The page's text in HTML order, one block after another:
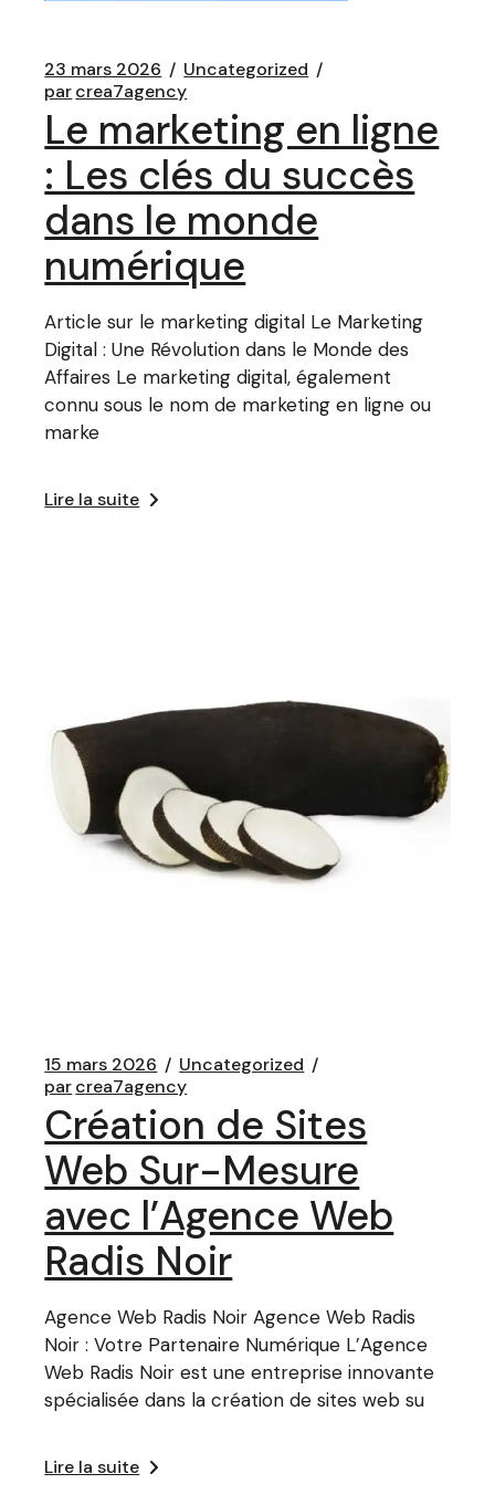
23 mars 2026
Uncategorized
parcrea7agency
Le marketing en ligne
: Les clés du succès
dans le monde
numérique
Article sur le marketing digital Le Marketing
Digital : Une Révolution dans le Monde des
Affaires Le marketing digital, également
connu sous le nom de marketing en ligne ou
marke
Lire la suite
15 mars 2026
Uncategorized
parcrea7agency
Création de Sites
Web Sur-Mesure
avec l’Agence Web
Radis Noir
Agence Web Radis Noir Agence Web Radis
Noir : Votre Partenaire Numérique L’Agence
Web Radis Noir est une entreprise innovante
spécialisée dans la création de sites web su
Lire la suite